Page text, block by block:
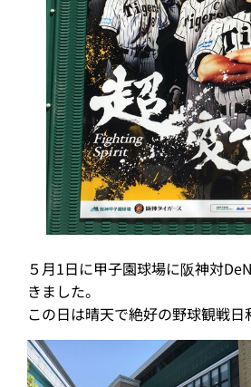
５月1日に甲子園球場に阪神対
きました。
この日は晴天で絶好の野球観戦日